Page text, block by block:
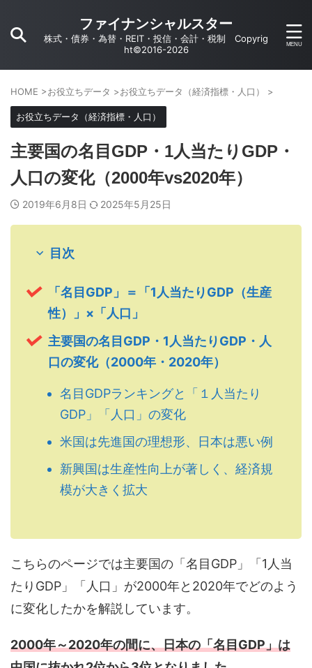
ファイナンシャルスター
株式・債券・為替・REIT・投信・会計・税制 Copyrig
ht©2016-2026
HOME >お役立ちデータ >お役立ちデータ（経済指標・人口） >
お役立ちデータ（経済指標・人口）
主要国の名目GDP・1人当たりGDP・
人口の変化（2000年vs2020年）
2019年6月8日 2025年5月25日
目次
「名目GDP」＝「1人当たりGDP（生産
性）」×「人口」
主要国の名目GDP・1人当たりGDP・人
口の変化（2000年・2020年）
名目GDPランキングと「１人当たり
GDP」「人口」の変化
米国は先進国の理想形、日本は悪い例
新興国は生産性向上が著しく、経済規
模が大きく拡大
こちらのページでは主要国の「名目GDP」「1人当
たりGDP」「人口」が2000年と2020年でどのよう
に変化したかを解説しています。
2000年～2020年の間に、日本の「名目GDP」は